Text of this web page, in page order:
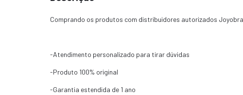
Comprando os produtos com distribuidores autorizados
-Atendimento personalizado para tirar dúvidas
-Produto 100% original
-Garantia estendida de 1 ano